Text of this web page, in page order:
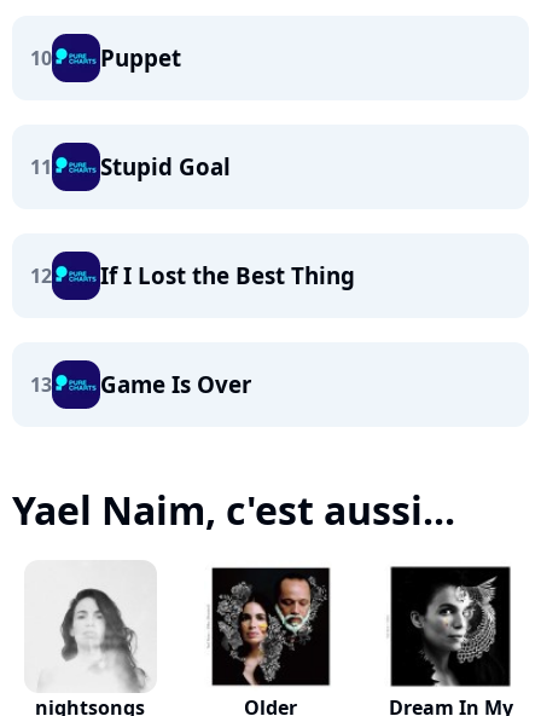
10 Puppet
11 Stupid Goal
12 If I Lost the Best Thing
13 Game Is Over
Yael Naim, c'est aussi...
nightsongs Older Dream In My